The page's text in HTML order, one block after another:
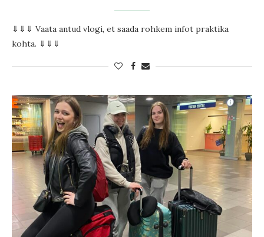
⇓⇓⇓ Vaata antud vlogi, et saada rohkem infot praktika
kohta. ⇓⇓⇓